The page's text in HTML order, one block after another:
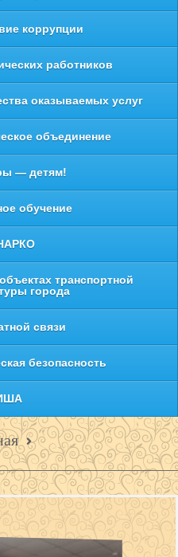
коррупции
работников
оказываемых услуг
объединение
— детям!
обучение
транспортной
города
связи
безопасность